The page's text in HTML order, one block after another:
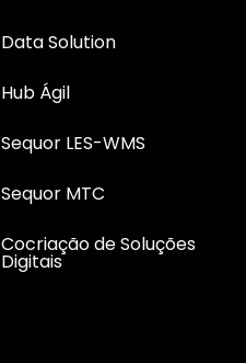
Data Solution
Hub Ágil
Sequor LES-WMS
Sequor MTC
Cocriação de Soluções
Digitais